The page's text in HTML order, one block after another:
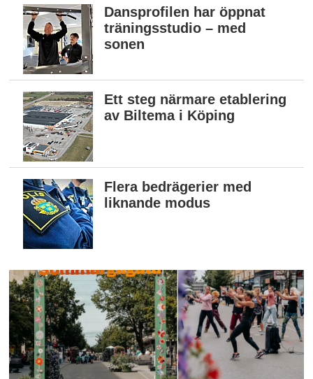
Dansprofilen har öppnat
träningsstudio – med
sonen
Ett steg närmare etablering
av Biltema i Köping
Flera bedrägerier med
liknande modus